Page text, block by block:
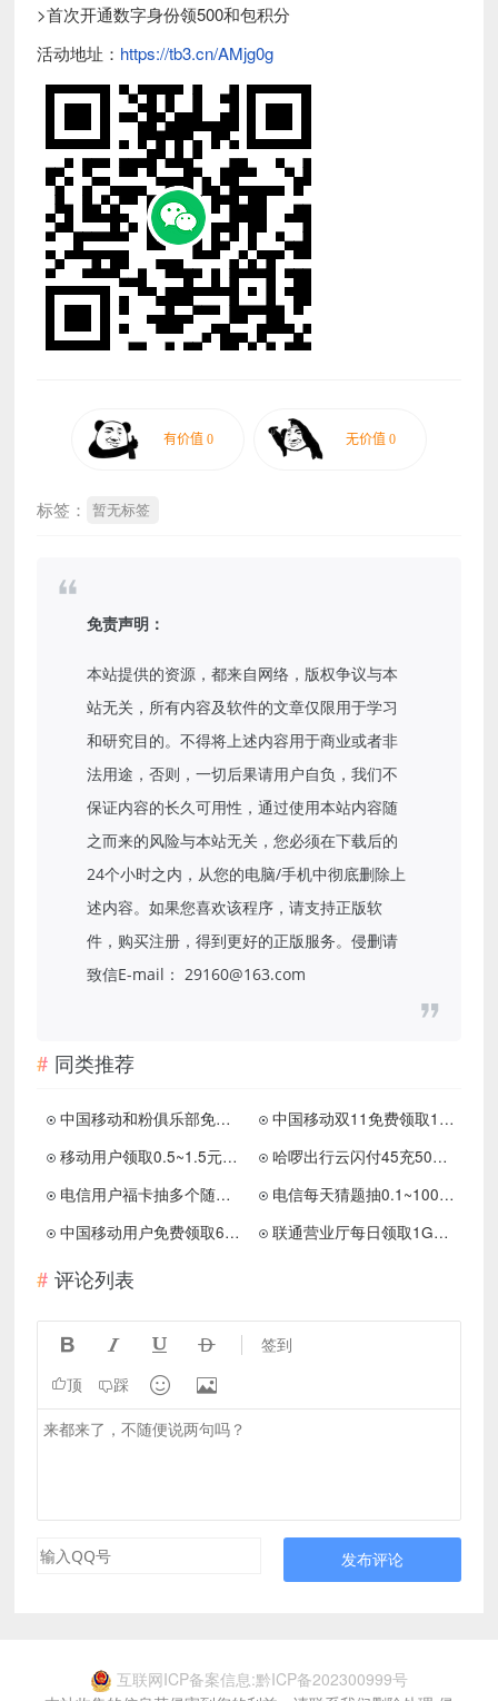
>首次开通数字身份领500和包积分
活动地址： https://tb3.cn/AMjg0g
标签： 暂无标签
免责声明：
本站提供的资源，都来自网络，版权争议与本
站无关，所有内容及软件的文章仅限用于学习
和研究目的。不得将上述内容用于商业或者非
法用途，否则，一切后果请用户自负，我们不
保证内容的长久可用性，通过使用本站内容随
之而来的风险与本站无关，您必须在下载后的
24个小时之内，从您的电脑/手机中彻底删除上
述内容。如果您喜欢该程序，请支持正版软
件，购买注册，得到更好的正版服务。侵删请
致信E-mail： 29160@163.com
同类推荐
中国移动和粉俱乐部免费领取700M-5GB流量
中国移动双11免费领取1GB流量 打卡5次兑换5元话费
移动用户领取0.5~1.5元话费
哈啰出行云闪付45充50元话费
电信用户福卡抽多个随机话费
电信每天猜题抽0.1~100元话费
中国移动用户免费领取6GB流量大礼包 分3个月使用 激活秒到账
联通营业厅每日领取1GB全国流量日包
评论列表
    签到
顶 踩  
发布评论
互联网ICP备案信息:黔ICP备202300999号